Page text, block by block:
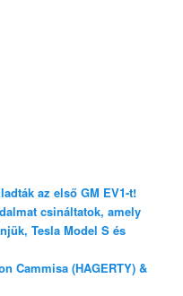
az első GM EV1-t!
csináltatok, amely
Tesla Model S és
Cammisa (HAGERTY) &